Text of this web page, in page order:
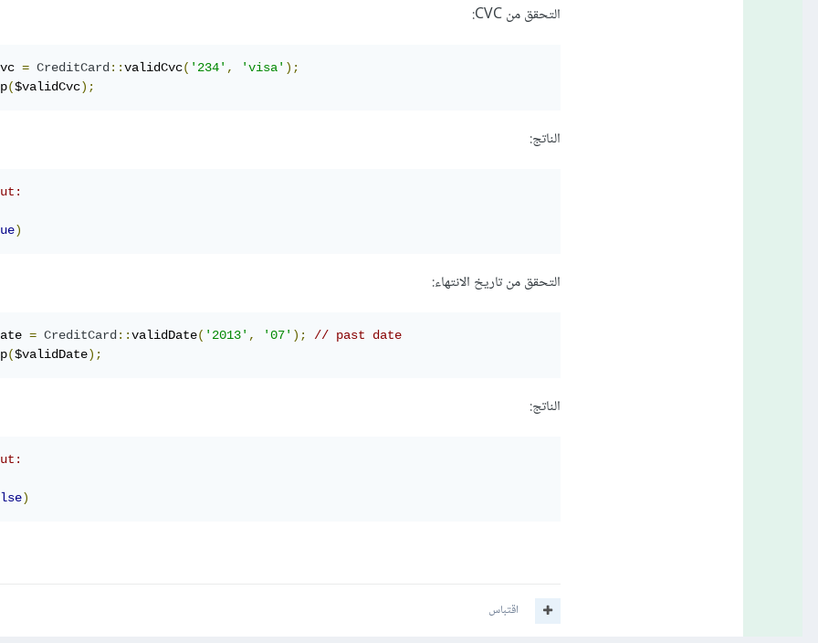
التحقق من CVC:
= CreditCard ::validCvc( '234' , 'visa' );
($validCvc);
الناتج:
)
التحقق من تاريخ الانتهاء:
= CreditCard ::validDate( '2013' , '07' );
// past date
($validDate);
الناتج:
)
اقتباس